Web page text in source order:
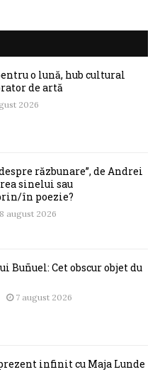
o lună, hub cultural
de artă
2026
răzbunare”, de Andrei
sinelui sau
în poezie?
8 august 2026
Buñuel: Cet obscur objet du
7 august 2026
infinit cu Maja Lunde